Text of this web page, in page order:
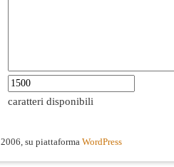
caratteri disponibili
2006, su piattaforma WordPress